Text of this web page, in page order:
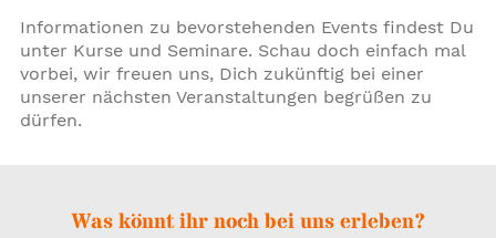
Informationen zu bevorstehenden Events findest Du
unter Kurse und Seminare. Schau doch einfach mal
vorbei, wir freuen uns, Dich zukünftig bei einer
unserer nächsten Veranstaltungen begrüßen zu
dürfen.
Was könnt ihr noch bei uns erleben?